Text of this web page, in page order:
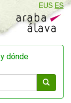
EUS ES
dónde